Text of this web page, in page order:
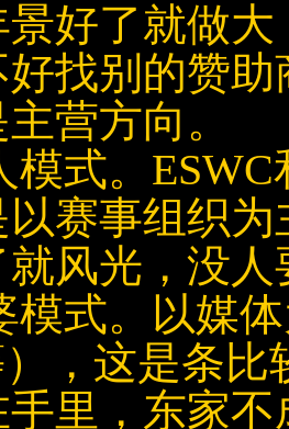
好了就做
找别的赞
营方向。
模式。
以赛事组织
风光，没
模式。以媒
，这是条
里，东家